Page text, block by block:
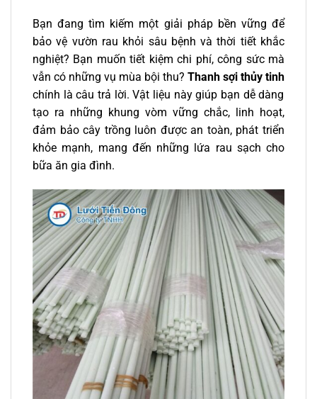
Bạn đang tìm kiếm một giải pháp bền vững để
bảo vệ vườn rau khỏi sâu bệnh và thời tiết khắc
nghiệt? Bạn muốn tiết kiệm chi phí, công sức mà
vẫn có những vụ mùa bội thu? Thanh sợi thủy tinh
chính là câu trả lời. Vật liệu này giúp bạn dễ dàng
tạo ra những khung vòm vững chắc, linh hoạt,
đảm bảo cây trồng luôn được an toàn, phát triển
khỏe mạnh, mang đến những lứa rau sạch cho
bữa ăn gia đình.